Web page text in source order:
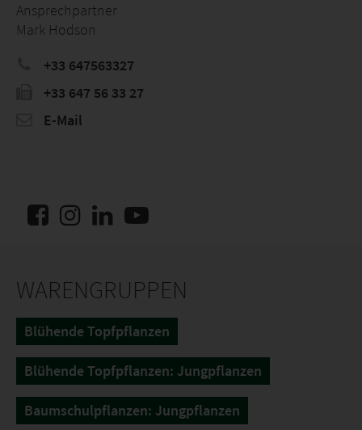
Ansprechpartner
Mark Hodson
+33 647563327
+33 647 56 33 27
E-Mail
WARENGRUPPEN
Blühende Topfpflanzen
Blühende Topfpflanzen: Jungpflanzen
Baumschulpflanzen: Jungpflanzen